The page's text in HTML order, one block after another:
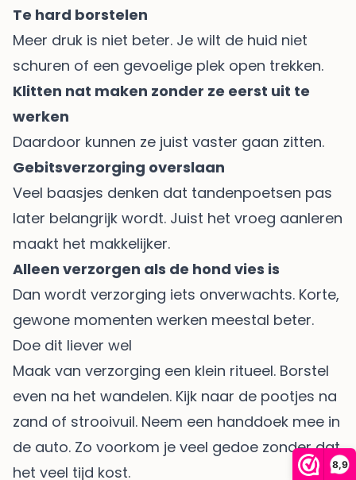
8,9
Te hard borstelen
Meer druk is niet beter. Je wilt de huid niet
schuren of een gevoelige plek open trekken.
Klitten nat maken zonder ze eerst uit te
werken
Daardoor kunnen ze juist vaster gaan zitten.
Gebitsverzorging overslaan
Veel baasjes denken dat tandenpoetsen pas
later belangrijk wordt. Juist het vroeg aanleren
maakt het makkelijker.
Alleen verzorgen als de hond vies is
Dan wordt verzorging iets onverwachts. Korte,
gewone momenten werken meestal beter.
Doe dit liever wel
Maak van verzorging een klein ritueel. Borstel
even na het wandelen. Kijk naar de pootjes na
zand of strooivuil. Neem een handdoek mee in
de auto. Zo voorkom je veel gedoe zonder dat
het veel tijd kost.